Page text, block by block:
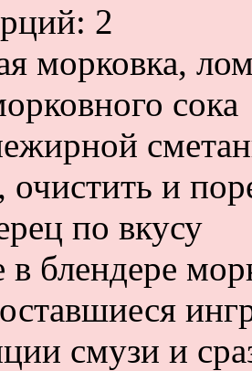
2
морковка,
сока
и
по вкусу
блендере
смузи и